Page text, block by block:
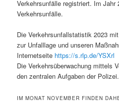
Verkehrsunfälle registriert. Im Jahr
Verkehrsunfälle.
Die Verkehrsunfallstatistik 2023
zur Unfalllage und unseren
Internetseite https://s.rlp.de/YSXrl
Die Verkehrsüberwachung mittels
den zentralen Aufgaben der Polizei.
IM MONAT NOVEMBER FINDEN